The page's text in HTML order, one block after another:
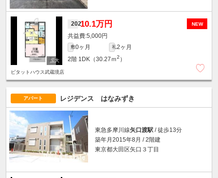
NEW
20210.1万円
5,000円
敷0ヶ月 礼2ヶ月
2階 1DK（30.27ｍ2 ）
ピタットハウス武蔵境店
アパート レジデンス はなみずき
東急多摩川線矢口渡駅 / 徒歩13分
築年月2015年8月 / 2階建
東京都大田区矢口３丁目